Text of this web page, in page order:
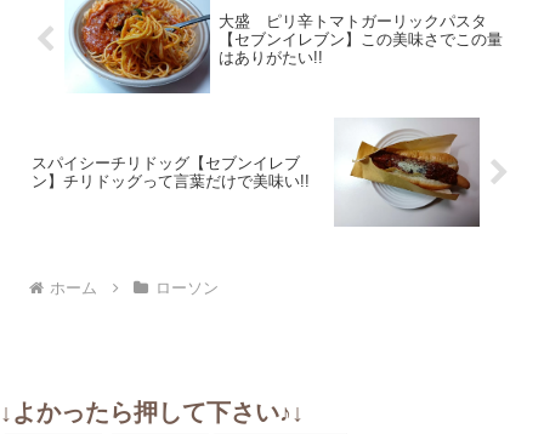
大盛 ピリ辛トマトガーリックパスタ
【セブンイレブン】この美味さでこの量
はありがたい!!
スパイシーチリドッグ【セブンイレブ
ン】チリドッグって言葉だけで美味い!!
ホーム ローソン
↓よかったら押して下さい♪↓